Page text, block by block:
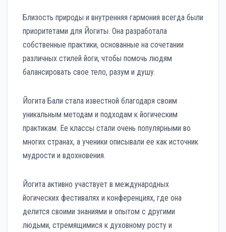
Близость природы и внутренняя гармония всегда были
приоритетами для Йогиты. Она разработала
собственные практики, основанные на сочетании
различных стилей йоги, чтобы помочь людям
балансировать свое тело, разум и душу.
Йогита Бали стала известной благодаря своим
уникальным методам и подходам к йогическим
практикам. Ее классы стали очень популярными во
многих странах, а ученики описывали ее как источник
мудрости и вдохновения.
Йогита активно участвует в международных
йогических фестивалях и конференциях, где она
делится своими знаниями и опытом с другими
людьми, стремящимися к духовному росту и